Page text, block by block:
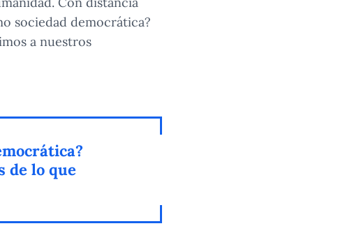
sociedad democrática?
a nuestros
de lo que